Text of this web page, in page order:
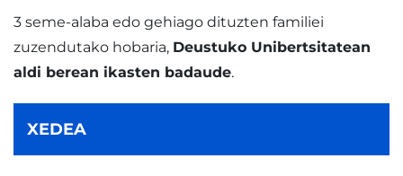
3 seme-alaba edo gehiago dituzten familiei
zuzendutako hobaria, Deustuko Unibertsitatean
aldi berean ikasten badaude.
XEDEA